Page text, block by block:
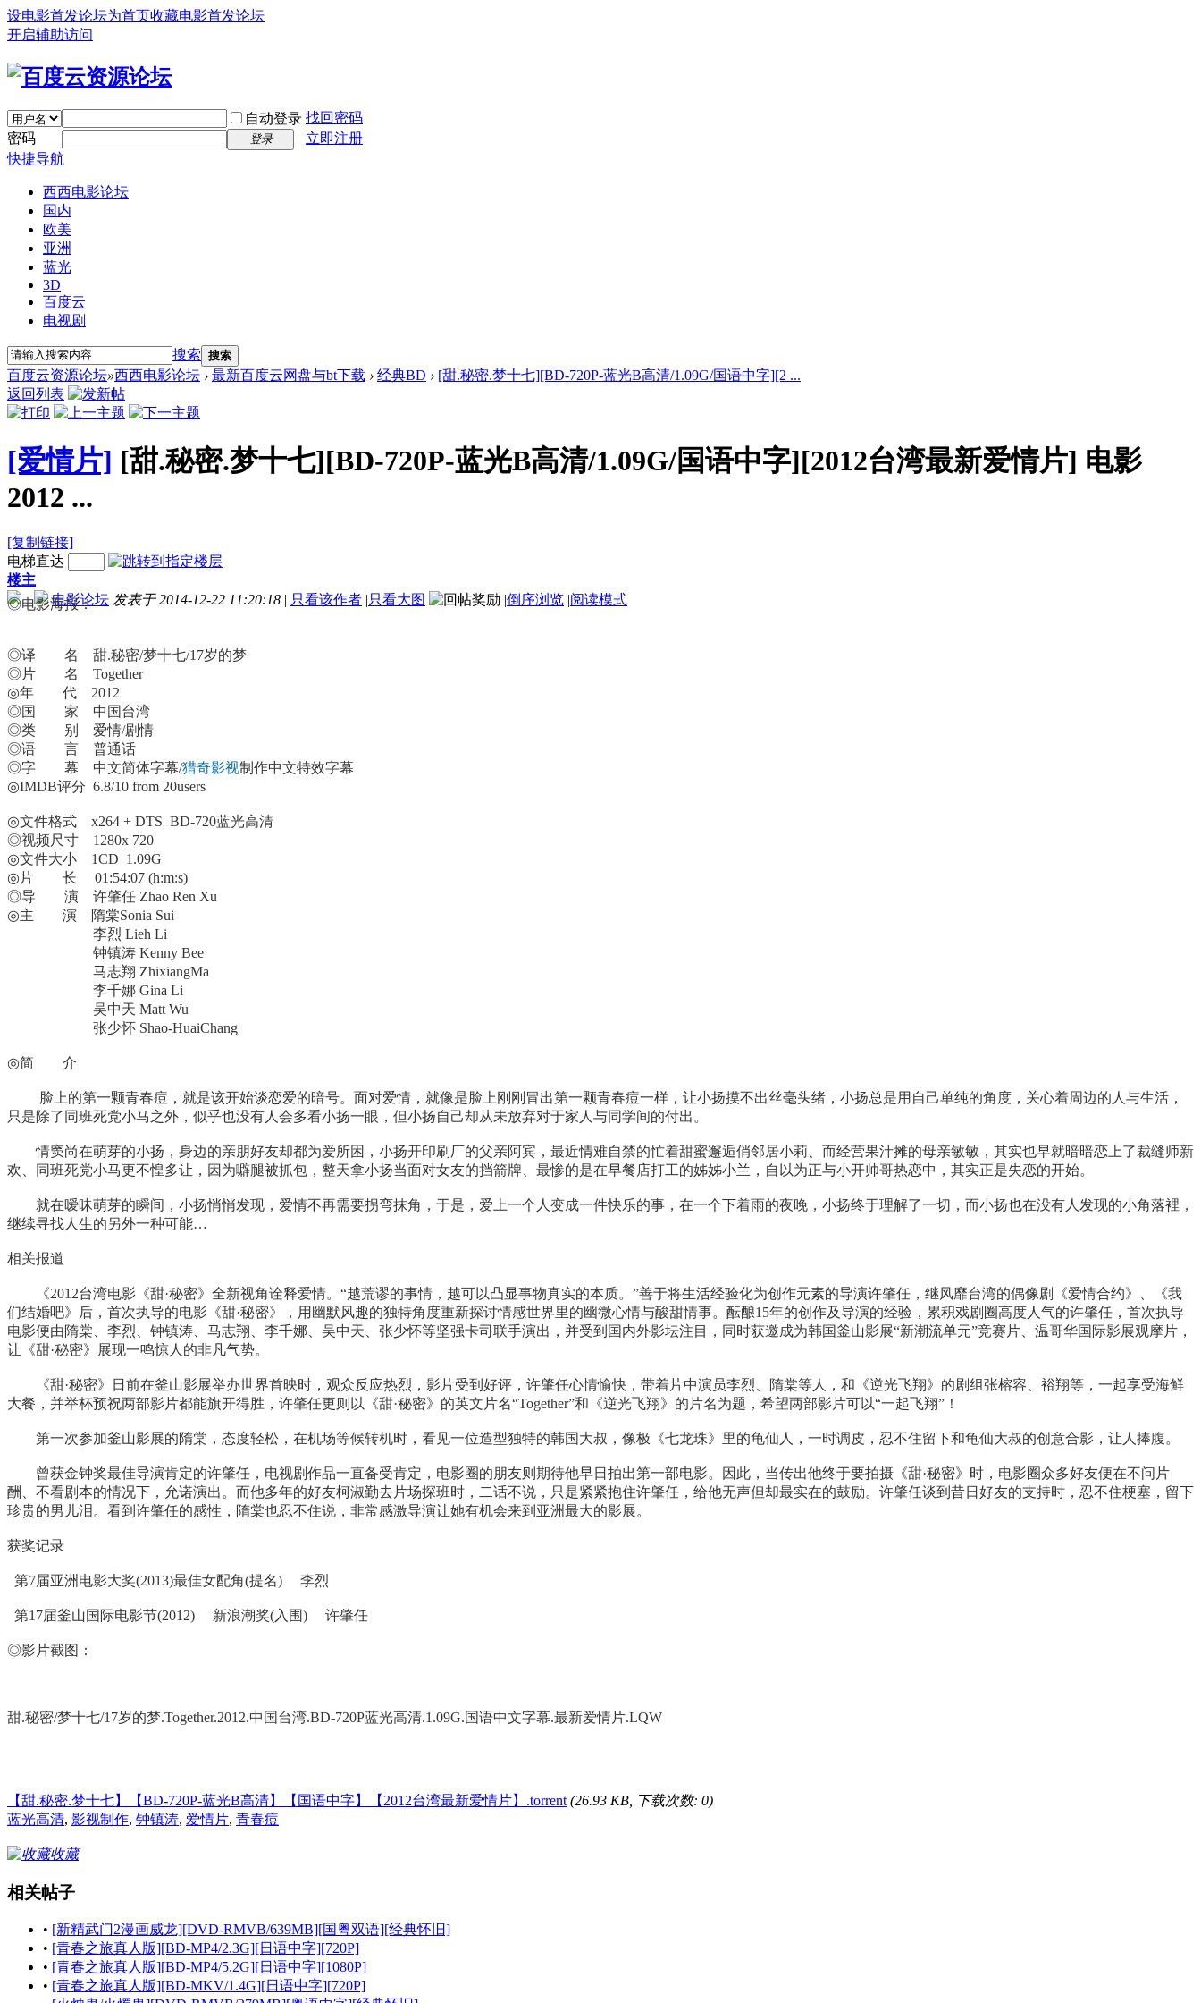
设电影首发论坛为首页收藏电影首发论坛
开启辅助访问
自动登录 找回密码
密码
登录
立即注册
快捷导航
西西电影论坛
国内
欧美
亚洲
蓝光
3D
百度云
电视剧
搜索 搜索
百度云资源论坛»西西电影论坛 › 最新百度云网盘与bt下载 › 经典BD › [甜.秘密.梦十七][BD-720P-蓝光B高清/1.09G/国语中字][2 ...
返回列表
[爱情片] [甜.秘密.梦十七][BD-720P-蓝光B高清/1.09G/国语中字][2012台湾最新爱情片] 电影
2012 ...
[复制链接]
电梯直达
楼主
电影论坛 发表于 2014-12-22 11:20:18 | 只看该作者 |只看大图 |倒序浏览 |阅读模式
◎电影海报：
◎译 名 甜.秘密/梦十七/17岁的梦
◎片 名 Together
◎年 代 2012
◎国 家 中国台湾
◎类 别 爱情/剧情
◎语 言 普通话
◎字 幕 中文简体字幕/猎奇影视制作中文特效字幕
◎IMDB评分 6.8/10 from 20users
◎文件格式 x264 + DTS BD-720蓝光高清
◎视频尺寸 1280x 720
◎文件大小 1CD 1.09G
◎片 长 01:54:07 (h:m:s)
◎导 演 许肇任 Zhao Ren Xu
◎主 演 隋棠Sonia Sui
李烈 Lieh Li
钟镇涛 Kenny Bee
马志翔 ZhixiangMa
李千娜 Gina Li
吴中天 Matt Wu
张少怀 Shao-HuaiChang
◎简 介
脸上的第一颗青春痘，就是该开始谈恋爱的暗号。面对爱情，就像是脸上刚刚冒出第一颗青春痘一样，让小扬摸不出丝毫头绪，小扬总是用自己单纯的角度，关心着周边的人与生活，
只是除了同班死党小马之外，似乎也没有人会多看小扬一眼，但小扬自己却从未放弃对于家人与同学间的付出。
情窦尚在萌芽的小扬，身边的亲朋好友却都为爱所困，小扬开印刷厂的父亲阿宾，最近情难自禁的忙着甜蜜邂逅俏邻居小莉、而经营果汁摊的母亲敏敏，其实也早就暗暗恋上了裁缝师新
欢、同班死党小马更不惶多让，因为噼腿被抓包，整天拿小扬当面对女友的挡箭牌、最惨的是在早餐店打工的姊姊小兰，自以为正与小开帅哥热恋中，其实正是失恋的开始。
就在暧昧萌芽的瞬间，小扬悄悄发现，爱情不再需要拐弯抹角，于是，爱上一个人变成一件快乐的事，在一个下着雨的夜晚，小扬终于理解了一切，而小扬也在没有人发现的小角落裡，
继续寻找人生的另外一种可能…
相关报道
《2012台湾电影《甜·秘密》全新视角诠释爱情。“越荒谬的事情，越可以凸显事物真实的本质。”善于将生活经验化为创作元素的导演许肇任，继风靡台湾的偶像剧《爱情合约》、《我
们结婚吧》后，首次执导的电影《甜·秘密》，用幽默风趣的独特角度重新探讨情感世界里的幽微心情与酸甜情事。酝酿15年的创作及导演的经验，累积戏剧圈高度人气的许肇任，首次执导
电影便由隋棠、李烈、钟镇涛、马志翔、李千娜、吴中天、张少怀等坚强卡司联手演出，并受到国内外影坛注目，同时获邀成为韩国釜山影展“新潮流单元”竞赛片、温哥华国际影展观摩片，
让《甜·秘密》展现一鸣惊人的非凡气势。
《甜·秘密》日前在釜山影展举办世界首映时，观众反应热烈，影片受到好评，许肇任心情愉快，带着片中演员李烈、隋棠等人，和《逆光飞翔》的剧组张榕容、裕翔等，一起享受海鲜
大餐，并举杯预祝两部影片都能旗开得胜，许肇任更则以《甜·秘密》的英文片名“Together”和《逆光飞翔》的片名为题，希望两部影片可以“一起飞翔”！
第一次参加釜山影展的隋棠，态度轻松，在机场等候转机时，看见一位造型独特的韩国大叔，像极《七龙珠》里的龟仙人，一时调皮，忍不住留下和龟仙大叔的创意合影，让人捧腹。
曾获金钟奖最佳导演肯定的许肇任，电视剧作品一直备受肯定，电影圈的朋友则期待他早日拍出第一部电影。因此，当传出他终于要拍摄《甜·秘密》时，电影圈众多好友便在不问片
酬、不看剧本的情况下，允诺演出。而他多年的好友柯淑勤去片场探班时，二话不说，只是紧紧抱住许肇任，给他无声但却最实在的鼓励。许肇任谈到昔日好友的支持时，忍不住梗塞，留下
珍贵的男儿泪。看到许肇任的感性，隋棠也忍不住说，非常感激导演让她有机会来到亚洲最大的影展。
获奖记录
第7届亚洲电影大奖(2013)最佳女配角(提名) 李烈
第17届釜山国际电影节(2012) 新浪潮奖(入围) 许肇任
◎影片截图：
甜.秘密/梦十七/17岁的梦.Together.2012.中国台湾.BD-720P蓝光高清.1.09G.国语中文字幕.最新爱情片.LQW
【甜.秘密.梦十七】【BD-720P-蓝光B高清】【国语中字】【2012台湾最新爱情片】.torrent (26.93 KB, 下载次数: 0)
蓝光高清, 影视制作, 钟镇涛, 爱情片, 青春痘
收藏
相关帖子
• [新精武门2漫画威龙][DVD-RMVB/639MB][国粤双语][经典怀旧]
• [青春之旅真人版][BD-MP4/2.3G][日语中字][720P]
• [青春之旅真人版][BD-MP4/5.2G][日语中字][1080P]
• [青春之旅真人版][BD-MKV/1.4G][日语中字][720P]